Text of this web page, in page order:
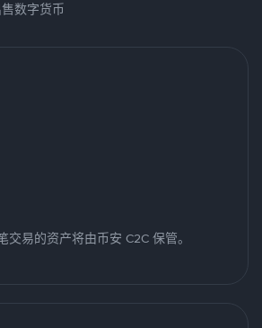
数字货币
交易的资产将由币安 C2C 保管。